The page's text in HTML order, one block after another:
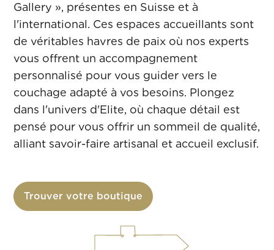
Gallery », présentes en Suisse et à
l'international. Ces espaces accueillants sont
de véritables havres de paix où nos experts
vous offrent un accompagnement
personnalisé pour vous guider vers le
couchage adapté à vos besoins. Plongez
dans l'univers d'Elite, où chaque détail est
pensé pour vous offrir un sommeil de qualité,
alliant savoir-faire artisanal et accueil exclusif.
Trouver votre boutique